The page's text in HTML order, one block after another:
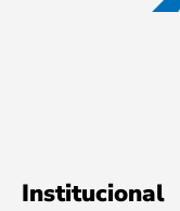
Institucional